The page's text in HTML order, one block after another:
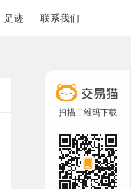
足迹 联系我们
扫描二维码下载